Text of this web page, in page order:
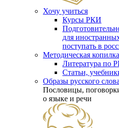
Хочу учиться
Курсы РКИ
для
поступать в
Методическая копилка
Литература по
Статьи,
Образы русского слова
Пословицы,
о языке и речи